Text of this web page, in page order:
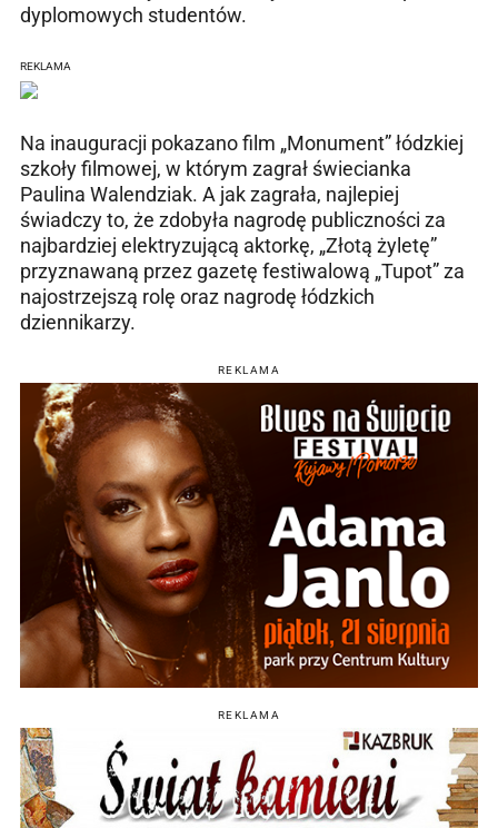
dyplomowych studentów.
REKLAMA
Na inauguracji pokazano film „Monument” łódzkiej
szkoły filmowej, w którym zagrał świecianka
Paulina Walendziak. A jak zagrała, najlepiej
świadczy to, że zdobyła nagrodę publiczności za
najbardziej elektryzującą aktorkę, „Złotą żyletę”
przyznawaną przez gazetę festiwalową „Tupot” za
najostrzejszą rolę oraz nagrodę łódzkich
dziennikarzy.
REKLAMA
REKLAMA